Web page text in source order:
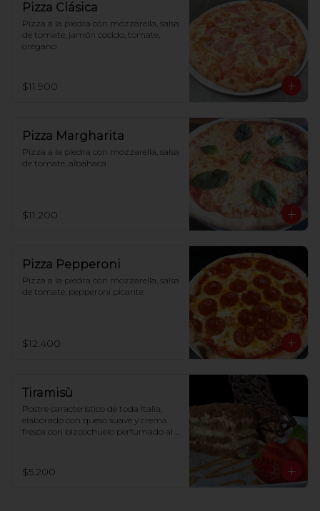
Pizza Clásica
Pizza a la piedra con mozzarella, salsa
de tomate, jamón cocido, tomate,
orégano
$11.900
Pizza Margharita
Pizza a la piedra con mozzarella, salsa
de tomate, albahaca
$11.200
Pizza Pepperoni
Pizza a la piedra con mozzarella, salsa
de tomate, pepperoni picante
$12.400
Tiramisù
Postre característico de toda Italia,
elaborado con queso suave y crema
fresca con bizcochuelo perfumado al
$5.200